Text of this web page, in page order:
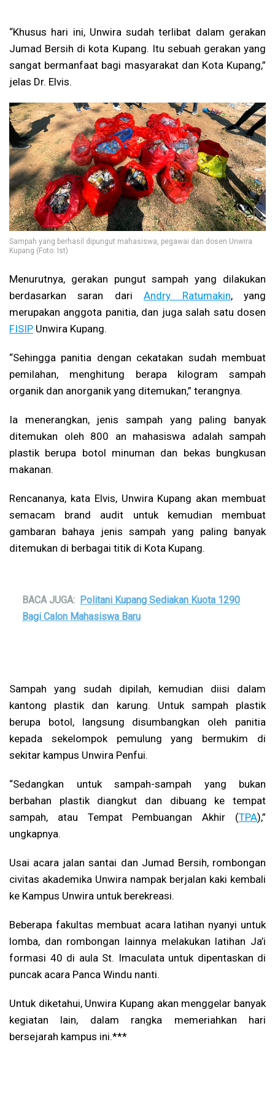
“Khusus hari ini, Unwira sudah terlibat dalam gerakan
Jumad Bersih di kota Kupang. Itu sebuah gerakan yang
sangat bermanfaat bagi masyarakat dan Kota Kupang,”
jelas Dr. Elvis.
Sampah yang berhasil dipungut mahasiswa, pegawai dan dosen Unwira
Kupang (Foto: Ist)
Menurutnya, gerakan pungut sampah yang dilakukan
berdasarkan saran dariAndry Ratumakin, yang
merupakan anggota panitia, dan juga salah satu dosen
FISIP Unwira Kupang.
“Sehingga panitia dengan cekatakan sudah membuat
pemilahan, menghitung berapa kilogram sampah
organik dan anorganik yang ditemukan,” terangnya.
Ia menerangkan, jenis sampah yang paling banyak
ditemukan oleh 800 an mahasiswa adalah sampah
plastik berupa botol minuman dan bekas bungkusan
makanan.
Rencananya, kata Elvis, Unwira Kupang akan membuat
semacam brand audit untuk kemudian membuat
gambaran bahaya jenis sampah yang paling banyak
ditemukan di berbagai titik di Kota Kupang.
BACA JUGA: Politani Kupang Sediakan Kuota 1290
Bagi Calon Mahasiswa Baru
Sampah yang sudah dipilah, kemudian diisi dalam
kantong plastik dan karung. Untuk sampah plastik
berupa botol, langsung disumbangkan oleh panitia
kepada sekelompok pemulung yang bermukim di
sekitar kampus Unwira Penfui.
“Sedangkan untuk sampah-sampah yang bukan
berbahan plastik diangkut dan dibuang ke tempat
sampah, atau Tempat Pembuangan Akhir (TPA),”
ungkapnya.
Usai acara jalan santai dan Jumad Bersih, rombongan
civitas akademika Unwira nampak berjalan kaki kembali
ke Kampus Unwira untuk berekreasi.
Beberapa fakultas membuat acara latihan nyanyi untuk
lomba, dan rombongan lainnya melakukan latihan Ja’i
formasi 40 di aula St. Imaculata untuk dipentaskan di
puncak acara Panca Windu nanti.
Untuk diketahui, Unwira Kupang akan menggelar banyak
kegiatan lain, dalam rangka memeriahkan hari
bersejarah kampus ini.***